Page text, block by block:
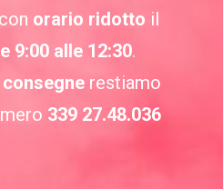
orario ridotto il
9:00 alle 12:30.
restiamo
339 27.48.036